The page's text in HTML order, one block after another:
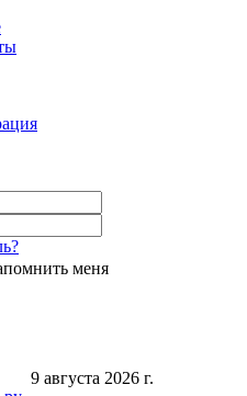
меня
9 августа 2026 г.